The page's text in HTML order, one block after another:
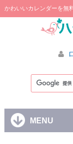
かわいいカレンダーを無
MENU